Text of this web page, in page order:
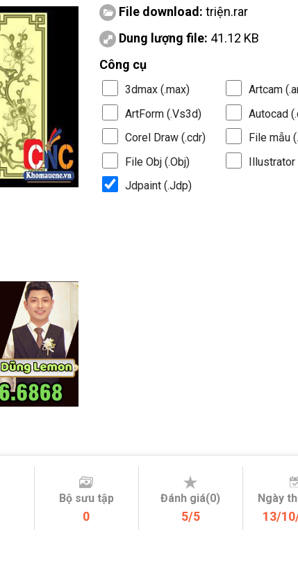
File download: triện.rar
Dung lượng file: 41.12 KB
Công cụ
3dmax (.max)
Artcam
ArtForm (.Vs3d)
Autocad
Corel Draw (.cdr)
File mẫu
File Obj (.Obj)
Illustrator
Jdpaint (.Jdp)
Bộ sưu tập
0
Đánh giá(0)
5/5
Ngày
13/